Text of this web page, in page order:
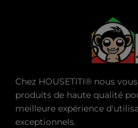
Chez HOUSETITI® nous
produits de haute qualité
meilleure expérience
exceptionnels.